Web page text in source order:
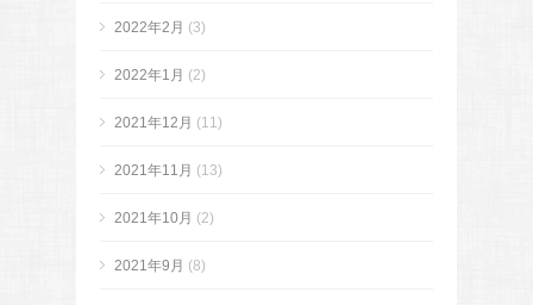
2022年2月 (3)
2022年1月 (2)
2021年12月 (11)
2021年11月 (13)
2021年10月 (2)
2021年9月 (8)